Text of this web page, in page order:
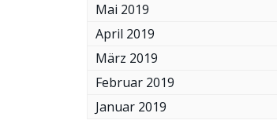
Mai 2019
April 2019
März 2019
Februar 2019
Januar 2019